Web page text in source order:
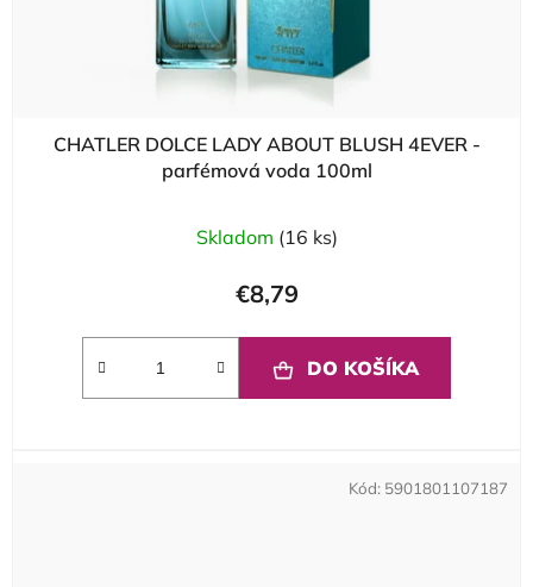
CHATLER DOLCE LADY ABOUT BLUSH 4EVER -
parfémová voda 100ml
Skladom (16 ks)
€8,79
DO KOŠÍKA
Kód: 5901801107187